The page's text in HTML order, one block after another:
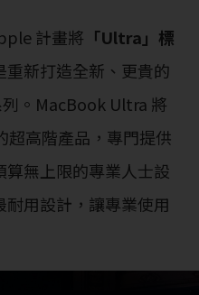
計畫將 「Ultra」標
重新打造全新、更貴的
。MacBook Ultra 將
超高階產品，專門提供
無上限的專業人士設
用設計，讓專業使用